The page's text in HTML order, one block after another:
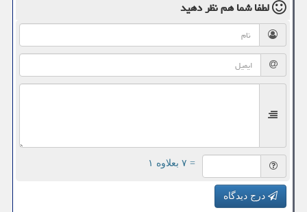
لطفا شما همنظر دهید
= ۷ بعلاوه ۱
درج دیدگاه